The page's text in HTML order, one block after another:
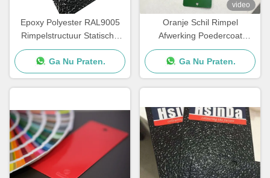
Epoxy Polyester RAL9005
Rimpelstructuur Statische
Poedercoating Zwart
Shagreen Groot
Ga Nu Praten.
video
Oranje Schil Rimpel
Afwerking Poedercoat
Kleuren Corrosiebestendig
Ga Nu Praten.